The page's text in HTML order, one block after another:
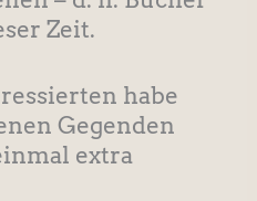
Zeit.
habe
Gegenden
extra